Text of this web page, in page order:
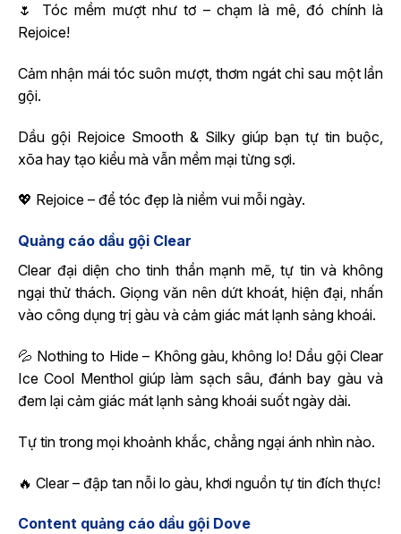
🌷 Tóc mềm mượt như tơ – chạm là mê, đó chính là
Rejoice!
Cảm nhận mái tóc suôn mượt, thơm ngát chỉ sau một lần
gội.
Dầu gội Rejoice Smooth & Silky giúp bạn tự tin buộc,
xõa hay tạo kiểu mà vẫn mềm mại từng sợi.
💖 Rejoice – để tóc đẹp là niềm vui mỗi ngày.
Quảng cáo dầu gội Clear
Clear đại diện cho tinh thần mạnh mẽ, tự tin và không
ngại thử thách. Giọng văn nên dứt khoát, hiện đại, nhấn
vào công dụng trị gàu và cảm giác mát lạnh sảng khoái.
💦 Nothing to Hide – Không gàu, không lo! Dầu gội Clear
Ice Cool Menthol giúp làm sạch sâu, đánh bay gàu và
đem lại cảm giác mát lạnh sảng khoái suốt ngày dài.
Tự tin trong mọi khoảnh khắc, chẳng ngại ánh nhìn nào.
🔥 Clear – đập tan nỗi lo gàu, khơi nguồn tự tin đích thực!
Content quảng cáo dầu gội Dove